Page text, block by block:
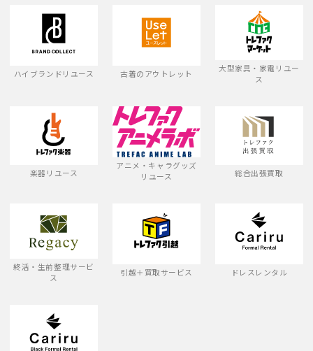
ハイブランドリユース 古着のアウトレット
大型家具・家電リユー
ス
楽器リユース
アニメ・キャラグッズ
リユース
総合出張買取
終活・生前整理サービ
ス
引越＋買取サービス ドレスレンタル